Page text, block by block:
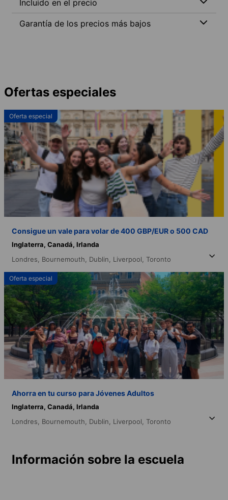
Incluido en el precio
Garantía de los precios más bajos
Ofertas especiales
Oferta especial
Consigue un vale para volar de 400 GBP/EUR o 500 CAD
Inglaterra, Canadá, Irlanda
Londres, Bournemouth, Dublin, Liverpool, Toronto
Oferta especial
Ahorra en tu curso para Jóvenes Adultos
Inglaterra, Canadá, Irlanda
Londres, Bournemouth, Dublin, Liverpool, Toronto
Información sobre la escuela